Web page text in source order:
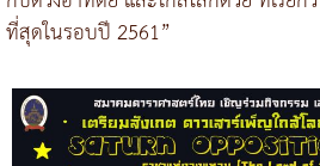
ที่สุดในรอบปี 2561”